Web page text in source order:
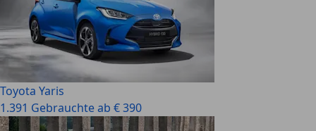
Toyota Yaris
1.391 Gebrauchte ab € 390